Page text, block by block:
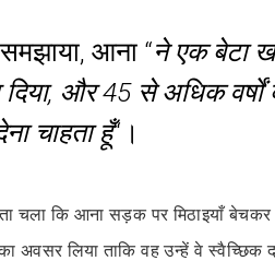
आना “ने एक बेटा
दिया, और 45 से अधिक वर्षों
चाहता हूँ“।
चला कि आना सड़क पर मिठाइयाँ बेचकर
अवसर लिया ताकि वह उन्हें वे